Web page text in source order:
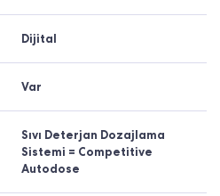
Dijital
Var
Sıvı Deterjan Dozajlama
Sistemi = Competitive
Autodose